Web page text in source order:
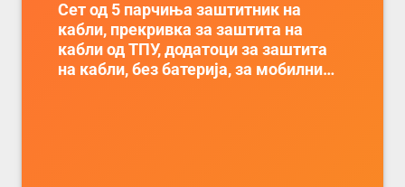
Сет од 5 парчиња заштитник на
кабли, прекривка за заштита на
кабли од ТПУ, додатоци за заштита
на кабли, без батерија, за мобилни